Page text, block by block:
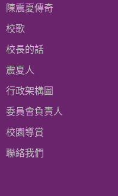
陳震夏傳奇
校歌
校長的話
震夏人
行政架構圖
委員會負責人
校園導賞
聯絡我們